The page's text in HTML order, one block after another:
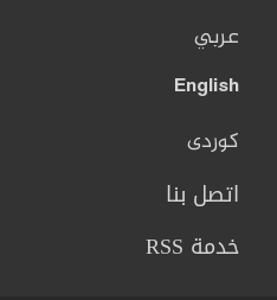
عربي
English
کوردی
اتصل بنا
خدمة RSS